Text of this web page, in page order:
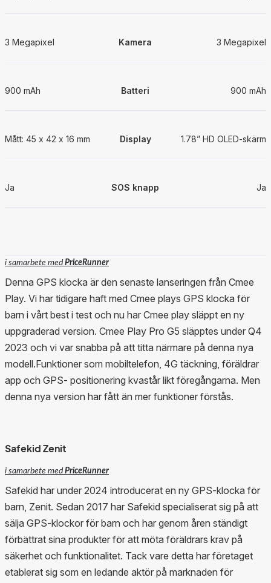
3 Megapixel Kamera 3 Megapixel
900 mAh Batteri 900 mAh
Mått: 45 x 42 x 16 mm Display 1.78” HD OLED-skärm
Ja SOS knapp Ja
i samarbete medPriceRunner
Denna GPS klocka är den senaste lanseringen från Cmee
Play. Vi har tidigare haft med Cmee plays GPS klocka för
barn i vårt best i test och nu har Cmee play släppt en ny
uppgraderad version. Cmee Play Pro G5 släpptes under Q4
2023 och vi var snabba på att titta närmare på denna nya
modell.Funktioner som mobiltelefon, 4G täckning, föräldrar
app och GPS- positionering kvastår likt föregångarna. Men
denna nya version har fått än mer funktioner förstås.
Safekid Zenit
i samarbete medPriceRunner
Safekid har under 2024 introducerat en ny GPS-klocka för
barn, Zenit. Sedan 2017 har Safekid specialiserat sig på att
sälja GPS-klockor för barn och har genom åren ständigt
förbättrat sina produkter för att möta föräldrars krav på
säkerhet och funktionalitet. Tack vare detta har företaget
etablerat sig som en ledande aktör på marknaden för